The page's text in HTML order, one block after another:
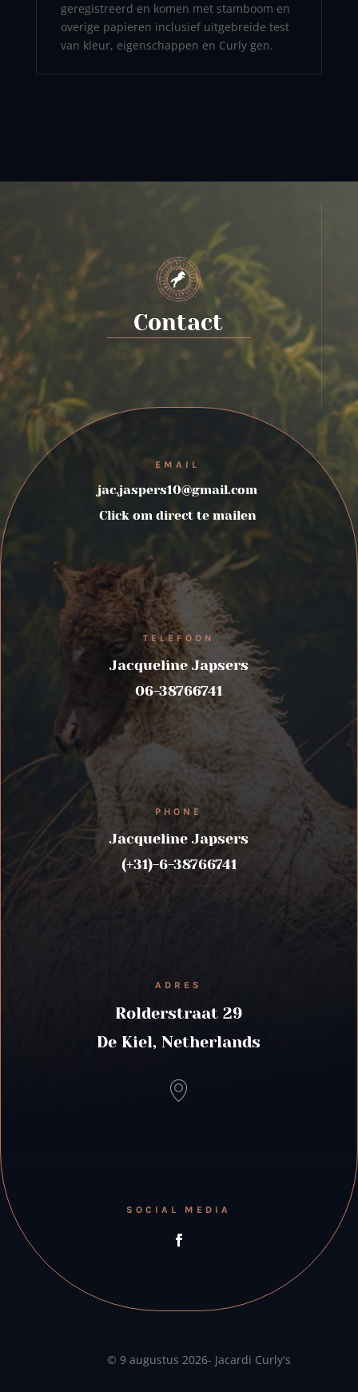
geregistreerd en komen met stamboom en
overige papieren inclusief uitgebreide test
van kleur, eigenschappen en Curly gen.
Contact
EMAIL
jac.jaspers10@gmail.com
Click om direct te mailen
TELEFOON
Jacqueline Japsers
06-38766741
PHONE
Jacqueline Japsers
(+31)-6-38766741
ADRES
Rolderstraat 29
De Kiel, Netherlands
SOCIAL MEDIA
© 9 augustus 2026- Jacardi Curly's